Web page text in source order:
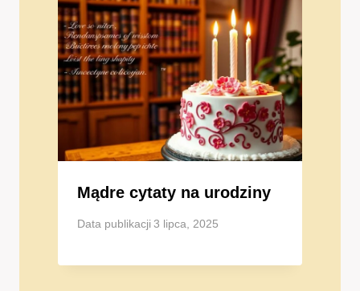
Mądre cytaty na urodziny
Data publikacji 3 lipca, 2025